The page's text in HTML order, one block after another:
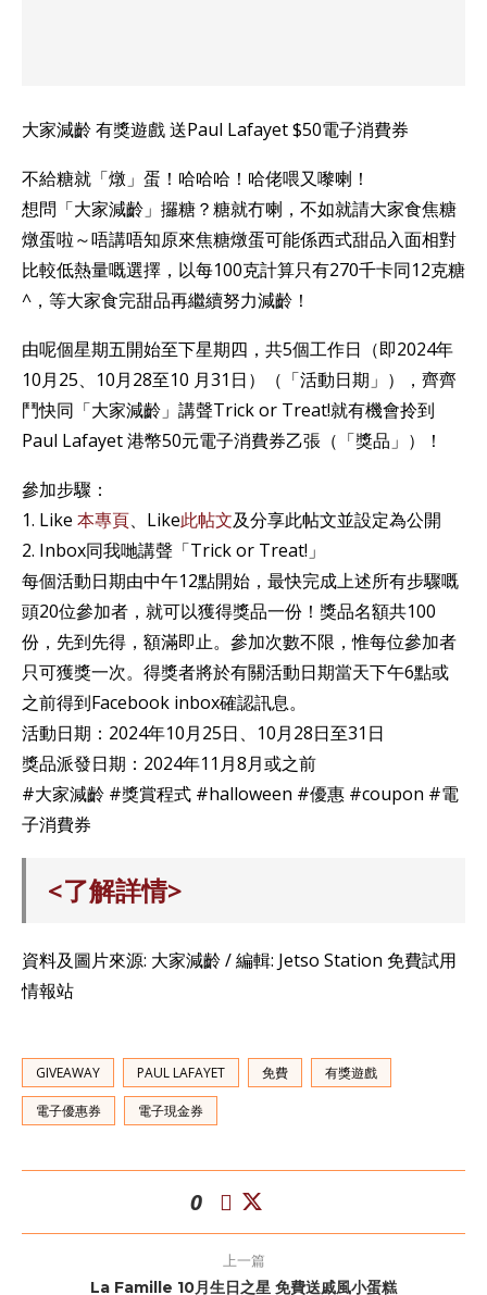
大家減齡 有獎遊戲 送Paul Lafayet $50電子消費券
不給糖就「燉」蛋！哈哈哈！哈佬喂又嚟喇！
想問「大家減齡」攞糖？糖就冇喇，不如就請大家食焦糖
燉蛋啦～唔講唔知原來焦糖燉蛋可能係西式甜品入面相對
比較低熱量嘅選擇，以每100克計算只有270千卡同12克糖
^，等大家食完甜品再繼續努力減齡！
由呢個星期五開始至下星期四，共5個工作日（即2024年
10月25、10月28至10 月31日）（「活動日期」），齊齊
鬥快同「大家減齡」講聲Trick or Treat!就有機會拎到
Paul Lafayet 港幣50元電子消費券乙張（「獎品」）！
參加步驟：
1. Like 本專頁、Like此帖文及分享此帖文並設定為公開
2. Inbox同我哋講聲「Trick or Treat!」
每個活動日期由中午12點開始，最快完成上述所有步驟嘅
頭20位參加者，就可以獲得獎品一份！獎品名額共100
份，先到先得，額滿即止。參加次數不限，惟每位參加者
只可獲獎一次。得獎者將於有關活動日期當天下午6點或
之前得到Facebook inbox確認訊息。
活動日期：2024年10月25日、10月28日至31日
獎品派發日期：2024年11月8月或之前
#大家減齡 #獎賞程式 #halloween #優惠 #coupon #電
子消費券
<了解詳情>
資料及圖片來源: 大家減齡 / 編輯: Jetso Station 免費試用
情報站
GIVEAWAY PAUL LAFAYET 免費 有獎遊戲
電子優惠券 電子現金券
0
上一篇
La Famille 10月生日之星 免費送戚風小蛋糕